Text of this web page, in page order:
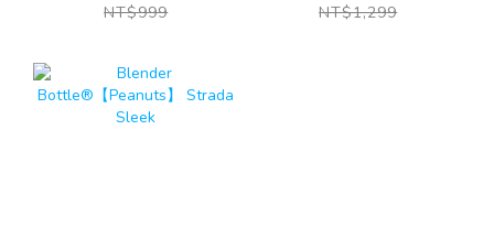
NT$999
NT$1,299